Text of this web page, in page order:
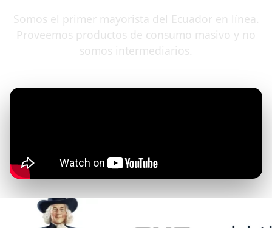
Somos el primer mayorista del Ecuador en línea.
Proveemos productos de consumo masivo y no
somos intermediarios.